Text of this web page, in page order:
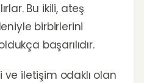
Bu ikili, ateş
birbirlerini
başarılıdır.
ve iletişim odaklı olan